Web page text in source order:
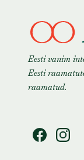
Eesti vanim
Eesti
raamatud.